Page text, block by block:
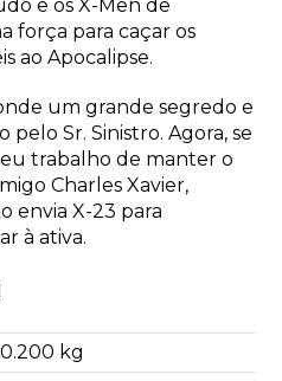
e os X-Men de
força para caçar os
ao Apocalipse.
um grande segredo e
Sr. Sinistro. Agora, se
trabalho de manter o
Charles Xavier,
envia X-23 para
à ativa.
0.200 kg